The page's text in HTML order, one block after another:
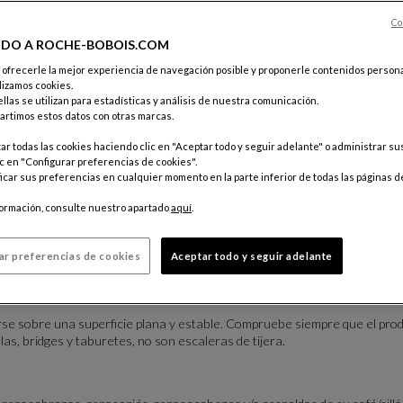
mantenimiento en PDF
DE USO
están hechas para el uso seguro y el funcionamiento adecuado
antes de cualquier uso, así como las instrucciones de montaje y
al mueble entregado. Si tiene dificultades para comprender las
antes de usar este producto. De lo contrario, podrían producirse
transformables de nuestros muebles/productos, ya sean
objeto o parte del cuerpo (manos, dedos u otros, etc.) debe, en
(respaldo, relax, mecanismos de extensión y otros...).
sobre una superficie plana y estable. Compruebe siempre que el
bridges y taburetes, no son escaleras de tijera.
A ROCHE-BOBOIS.COM
ofrecerle la mejor experiencia de navegación posible y proponerle contenidos
cookies.
se utilizan para estadísticas y análisis de nuestra comunicación.
estos datos con otras marcas.
todas las cookies haciendo clic en "Aceptar todo y seguir adelante" o administrar
en "Configurar preferencias de cookies".
sus preferencias en cualquier momento en la parte inferior de todas las páginas
consulte nuestro apartadoaquí
preferencias de cookies Aceptar todo y seguir adelante